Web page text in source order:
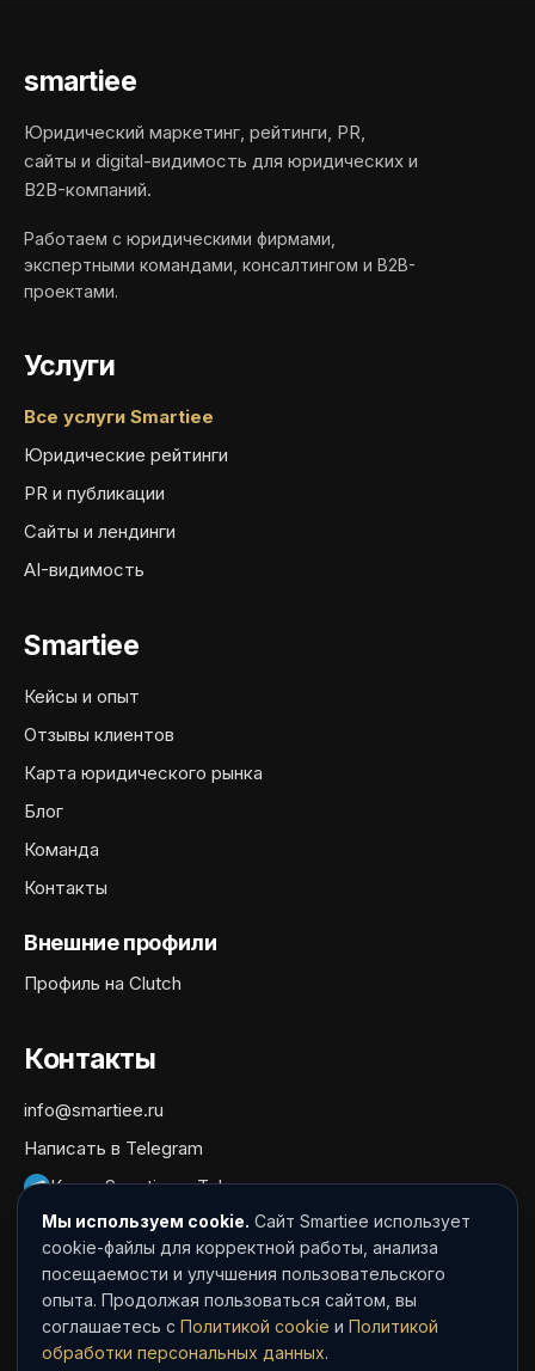
smartiee
Юридический маркетинг, рейтинги, PR,
сайты и digital-видимость для юридических и
B2B-компаний.
Работаем с юридическими фирмами,
экспертными командами, консалтингом и B2B-
проектами.
Услуги
Все услуги Smartiee
Юридические рейтинги
PR и публикации
Сайты и лендинги
AI-видимость
Smartiee
Кейсы и опыт
Отзывы клиентов
Карта юридического рынка
Блог
Команда
Контакты
Внешние профили
Профиль на Clutch
Контакты
info@smartiee.ru
Написать в Telegram
Канал Smartiee в Telegram
Документы
Политика обработки персональных данных
Согласие на обработку персональных данных
Политика cookie
Мы используем cookie. Сайт Smartiee использует
cookie-файлы для корректной работы, анализа
посещаемости и улучшения пользовательского
опыта. Продолжая пользоваться сайтом, вы
соглашаетесь с Политикой cookie и Политикой
обработки персональных данных.